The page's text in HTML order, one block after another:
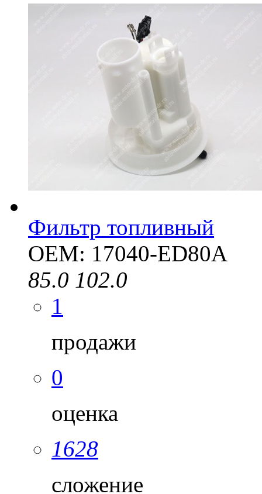
Фильтр топливный
OEM: 17040-ED80A
85.0 102.0
1
продажи
0
оценка
1628
сложение